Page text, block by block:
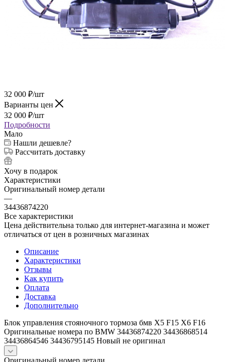
32 000 ₽/шт
Варианты цен
32 000 ₽/шт
Подробности
Мало
Нашли дешевле?
Рассчитать доставку
Хочу в подарок
Характеристики
Оригинальный номер детали
—
34436874220
Все характеристики
Цена действительна только для интернет-магазина и может
отличаться от цен в розничных магазинах
Описание
Характеристики
Отзывы
Как купить
Оплата
Доставка
Дополнительно
Блок управления стояночного тормоза бмв Х5 F15 Х6 F16
Оригинальные номера по BMW 34436874220 34436868514
34436864546 34436795145 Новый не оригинал
Оригинальный номер детали